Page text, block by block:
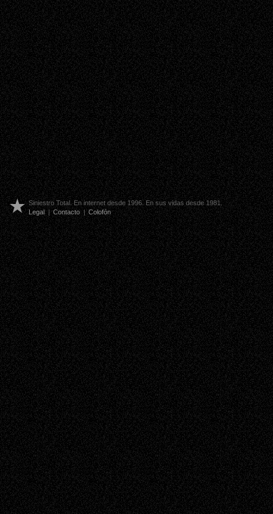
Siniestro Total. En internet desde 1996. En sus vidas desde 1981.
Legal | Contacto | Colofón